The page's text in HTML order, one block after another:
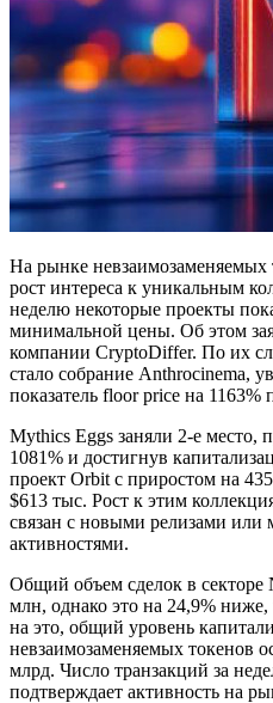
На рынке невзаимозаменяемых
рост интереса к уникальным
неделю некоторые проекты
минимальной цены. Об этом
компании CryptoDiffer. По их
стало собрание Anthrocinema,
показатель floor price на
Mythics Eggs заняли 2-е место,
1081% и достигнув
проект Orbit с приростом на
$613 тыс. Рост к этим
связан с новыми релизами или
активностями.
Общий объем сделок в секторе
млн, однако это на 24,9%
на это, общий уровень
невзаимозаменяемых токенов
млрд. Число транзакций за
подтверждает активность на